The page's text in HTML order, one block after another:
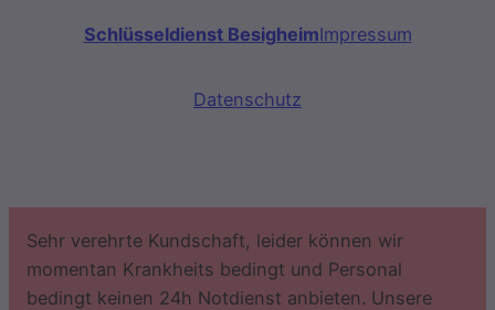
Schlüsseldienst BesigheimImpressum
Datenschutz
Sehr verehrte Kundschaft, leider können wir
momentan Krankheits bedingt und Personal
bedingt keinen 24h Notdienst anbieten. Unsere